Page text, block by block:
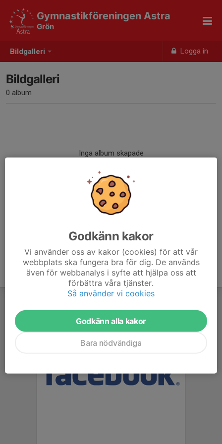
Bildgalleri Logga in
Gymnastikföreningen Astra
Grön
Bildgalleri
0 album
Inga album skapade
Godkänn kakor
Vi använder oss av kakor (cookies) för att vår
webbplats ska fungera bra för dig. De används
även för webbanalys i syfte att hjälpa oss att
förbättra våra tjänster.
Så använder vi cookies
Godkänn alla kakor
Bara nödvändiga